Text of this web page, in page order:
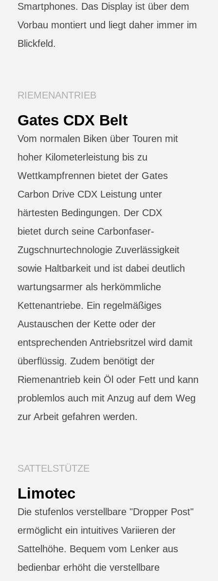
Smartphones. Das Display ist über dem
Vorbau montiert und liegt daher immer im
Blickfeld.
RIEMENANTRIEB
Gates CDX Belt
Vom normalen Biken über Touren mit
hoher Kilometerleistung bis zu
Wettkampfrennen bietet der Gates
Carbon Drive CDX Leistung unter
härtesten Bedingungen. Der CDX
bietet durch seine Carbonfaser-
Zugschnurtechnologie Zuverlässigkeit
sowie Haltbarkeit und ist dabei deutlich
wartungsarmer als herkömmliche
Kettenantriebe. Ein regelmäßiges
Austauschen der Kette oder der
entsprechenden Antriebsritzel wird damit
überflüssig. Zudem benötigt der
Riemenantrieb kein Öl oder Fett und kann
problemlos auch mit Anzug auf dem Weg
zur Arbeit gefahren werden.
SATTELSTÜTZE
Limotec
Die stufenlos verstellbare "Dropper Post"
ermöglicht ein intuitives Variieren der
Sattelhöhe. Bequem vom Lenker aus
bedienbar erhöht die verstellbare